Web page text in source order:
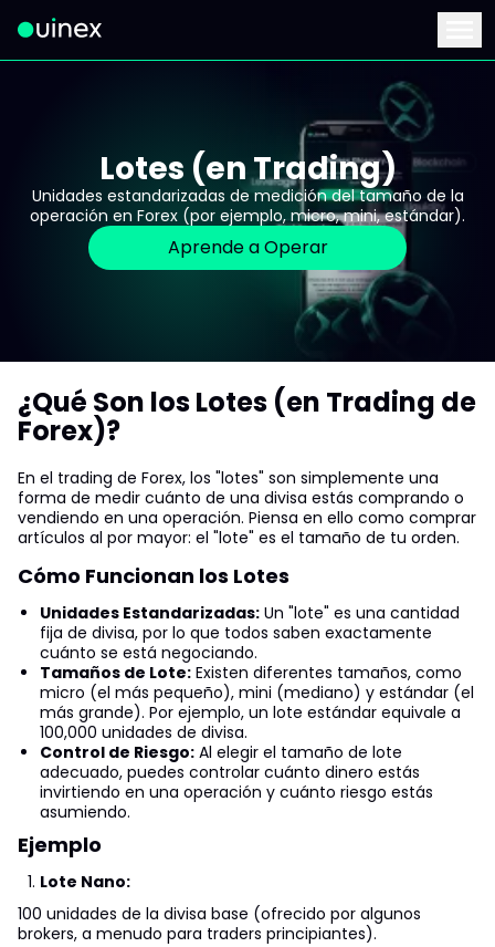
Este es el logo y al hacer clic te redirige a la página de inicio
Lotes (en Trading)
Unidades estandarizadas de medición del tamaño de la
operación en Forex (por ejemplo, micro, mini, estándar).
Aprende a Operar
¿Qué Son los Lotes (en Trading de
Forex)?
En el trading de Forex, los "lotes" son simplemente una
forma de medir cuánto de una divisa estás comprando o
vendiendo en una operación. Piensa en ello como comprar
artículos al por mayor: el "lote" es el tamaño de tu orden.
Cómo Funcionan los Lotes
Unidades Estandarizadas: Un "lote" es una cantidad
fija de divisa, por lo que todos saben exactamente
cuánto se está negociando.
Tamaños de Lote: Existen diferentes tamaños, como
micro (el más pequeño), mini (mediano) y estándar (el
más grande). Por ejemplo, un lote estándar equivale a
100,000 unidades de divisa.
Control de Riesgo: Al elegir el tamaño de lote
adecuado, puedes controlar cuánto dinero estás
invirtiendo en una operación y cuánto riesgo estás
asumiendo.
Ejemplo
Lote Nano:
100 unidades de la divisa base (ofrecido por algunos
brokers, a menudo para traders principiantes).